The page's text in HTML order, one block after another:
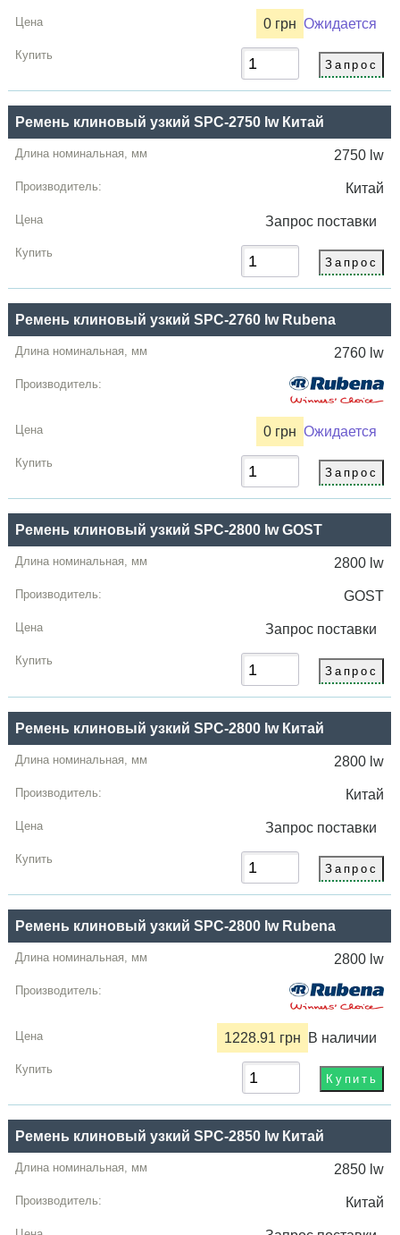
0 грн Ожидается
Ремень клиновый узкий SPC-2750 lw Китай
2750 lw
Китай
Запрос поставки
Ремень клиновый узкий SPC-2760 lw Rubena
2760 lw
0 грн Ожидается
Ремень клиновый узкий SPC-2800 lw GOST
2800 lw
GOST
Запрос поставки
Ремень клиновый узкий SPC-2800 lw Китай
2800 lw
Китай
Запрос поставки
Ремень клиновый узкий SPC-2800 lw Rubena
2800 lw
1228.91 грн В наличии
Ремень клиновый узкий SPC-2850 lw Китай
2850 lw
Китай